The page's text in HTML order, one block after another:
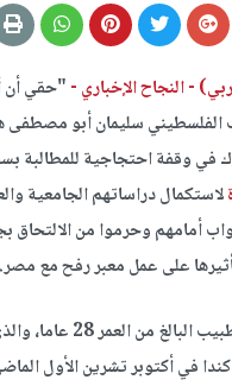
-النجاح الإخباري -"حقي أن
سليمان أبو مصطفى
في وقفة احتجاجية للمطالبة
لاستكمال دراساتهم الجامعية
أمامهم وحرموا من الالتحاق
على عمل معبر رفح مع مصر.
يسيطر اليأس على الطبيب
في أكتوبر تشرين الأول